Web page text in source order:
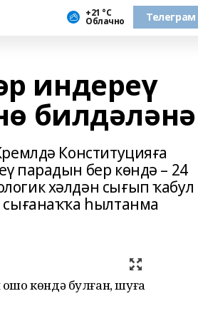
+21 °С
Облачно Телеграм
индереү
билдәләнә
Конституцияға
парадын бер көндә – 24
хәлдән сығып ҡабул
сығанаҡҡа һылтанма
көндә булған, шуға